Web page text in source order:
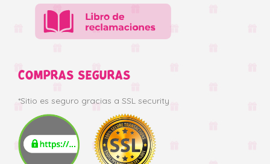
COMPRAS SEGURAS
*Sitio es seguro gracias a SSL security